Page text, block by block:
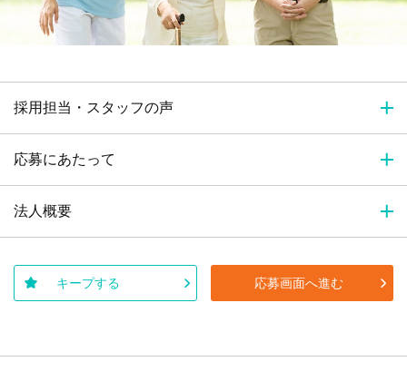
採用担当・スタッフの声
応募にあたって
法人概要
キープする 応募画面へ進む